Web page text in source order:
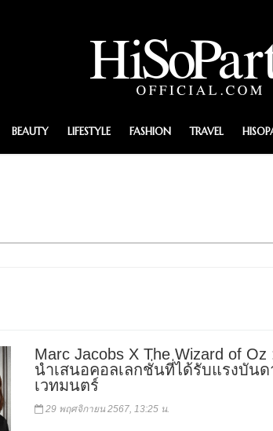
BEAUTY LIFESTYLE FASHION TRAVEL
Marc Jacobs X The Wizard of
นำเสนอคอลเลกชั่นที่ได้รับแรงบันด
เวทมนตร์
29 พฤศจิกายน 2567, 13:25 น.